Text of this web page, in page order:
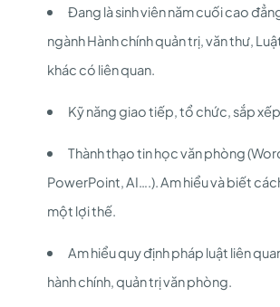
Đang là sinh viên năm cuối cao
ngành Hành chính quản trị, văn thư,
khác có liên quan.
Kỹ năng giao tiếp, tổ chức, sắp
Thành thạo tin học văn phòng
PowerPoint, AI….). Am hiểu và biết
một lợi thế.
Am hiểu quy định pháp luật liên
hành chính, quản trị văn phòng.